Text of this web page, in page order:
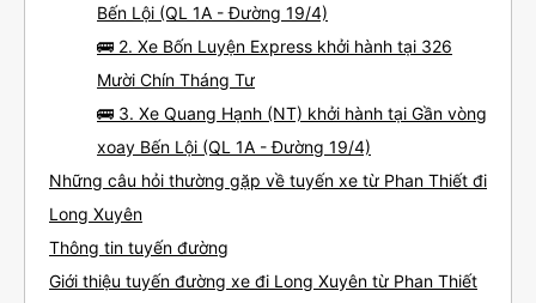
Bến Lội (QL 1A - Đường 19/4)
🚌 2. Xe Bốn Luyện Express khởi hành tại 326
Mười Chín Tháng Tư
🚌 3. Xe Quang Hạnh (NT) khởi hành tại Gần vòng
xoay Bến Lội (QL 1A - Đường 19/4)
Những câu hỏi thường gặp về tuyến xe từ Phan Thiết đi
Long Xuyên
Thông tin tuyến đường
Giới thiệu tuyến đường xe đi Long Xuyên từ Phan Thiết